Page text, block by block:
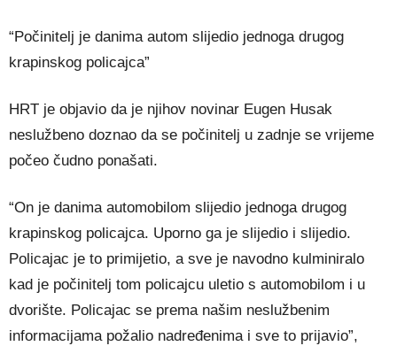
“Počinitelj je danima autom slijedio jednoga drugog
krapinskog policajca”
HRT je objavio da je njihov novinar Eugen Husak
neslužbeno doznao da se počinitelj u zadnje se vrijeme
počeo čudno ponašati.
“On je danima automobilom slijedio jednoga drugog
krapinskog policajca. Uporno ga je slijedio i slijedio.
Policajac je to primijetio, a sve je navodno kulminiralo
kad je počinitelj tom policajcu uletio s automobilom i u
dvorište. Policajac se prema našim neslužbenim
informacijama požalio nadređenima i sve to prijavio”,